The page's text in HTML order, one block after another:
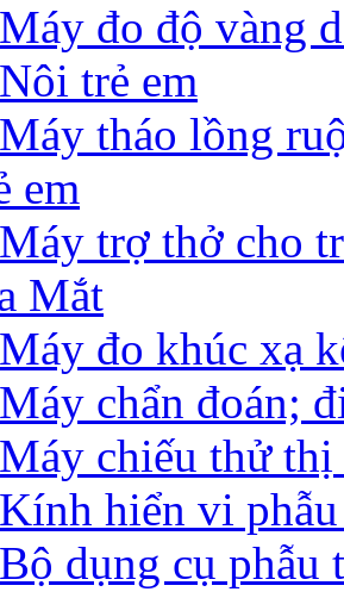
đo độ vàng
trẻ em
tháo lồng
em
trợ thở cho
Mắt
đo khúc xạ
chẩn đoán;
chiếu thử
hiển vi
dụng cụ phẫu